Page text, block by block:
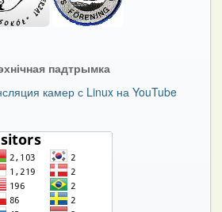
падтрымка
камер с Linux на YouTube